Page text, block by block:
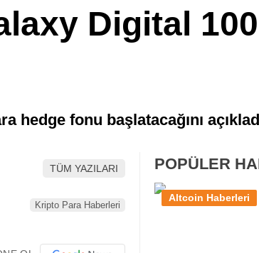
Digital
fonu başlatacağını
TÜM YAZILARI
Kripto Para Haberleri
POPÜLER
Altcoin Haberleri